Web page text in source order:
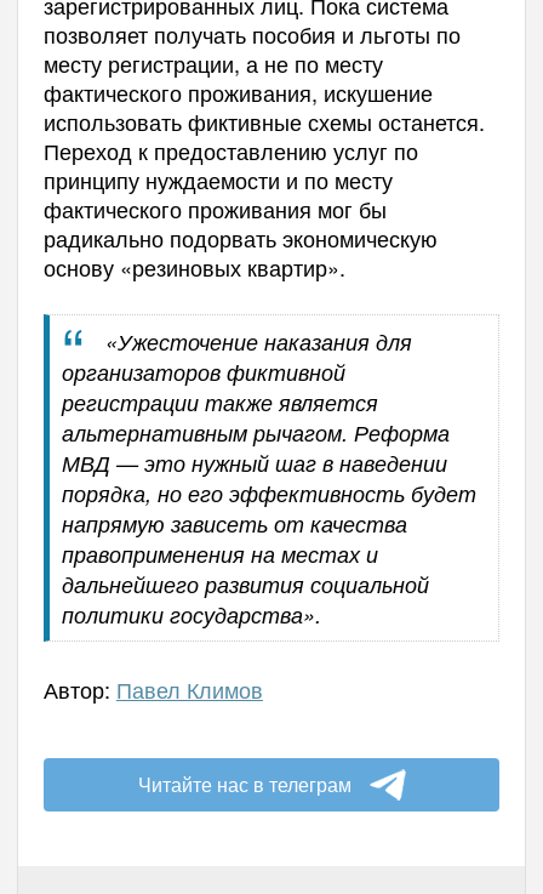
позволяет получать пособия и льготы по
месту регистрации, а не по месту
фактического проживания, искушение
использовать фиктивные схемы останется.
Переход к предоставлению услуг по
принципу нуждаемости и по месту
фактического проживания мог бы
радикально подорвать экономическую
основу «резиновых квартир».
«Ужесточение наказания для
организаторов фиктивной
регистрации также является
альтернативным рычагом. Реформа
МВД — это нужный шаг в наведении
порядка, но его эффективность будет
напрямую зависеть от качества
правоприменения на местах и
дальнейшего развития социальной
политики государства».
Автор: Павел Климов
Читайте нас в телеграм